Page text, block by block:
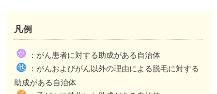
都道府県内市区町村が助成を行いその情報を都道府県がまとめたケースがあります。
市区町村独自の助成がある自治体は、自治体公式ホームページの助成事業ページまたは概要が記されたページへリンクしています。
市区町村独自の助成がない自治体は、自治体公式ホームページのトップページへリンクしています。
都道府県が行う助成との併用可、不可は市区町村によって異なります。
凡例
：がん患者に対する助成がある自治体
：がんおよびがん以外の理由による脱毛に対する
助成がある自治体